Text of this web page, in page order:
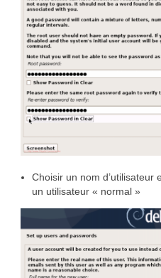
Choisir un nom d’utilisateur
un utilisateur « normal »